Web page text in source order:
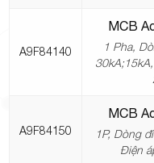
A9F84140
MCB
1 Pha,
A9F84150
MCB
1P, Dòng
Điện